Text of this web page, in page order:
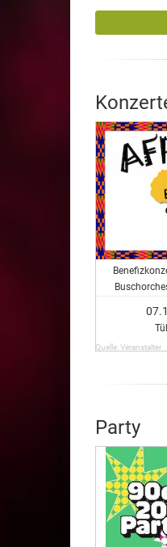
Quelle: Veranstalter
Party